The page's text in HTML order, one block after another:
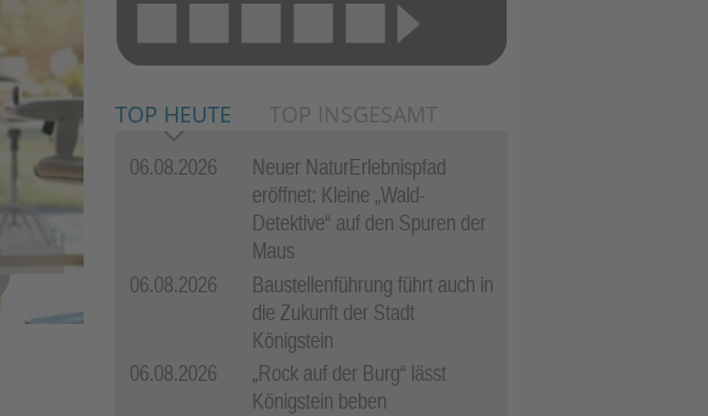
TOP HEUTE TOP INSGESAMT
06.08.2026
Neuer NaturErlebnispfad
eröffnet: Kleine „Wald-
Detektive“ auf den Spuren der
Maus
06.08.2026
Baustellenführung führt auch in
die Zukunft der Stadt
Königstein
06.08.2026
„Rock auf der Burg“ lässt
Königstein beben